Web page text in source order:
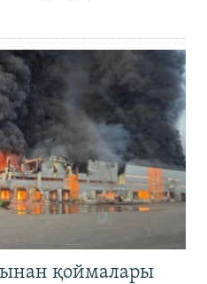
қоймалары